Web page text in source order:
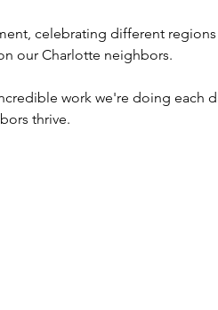
celebrating different
our Charlotte neighbors.
work we're doing each
thrive.